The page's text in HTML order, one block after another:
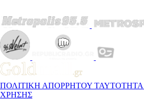
ΠΟΛΙΤΙΚΗ ΑΠΟΡΡΗΤΟΥ ΤΑΥΤΟΤΗΤΑ
ΧΡΗΣΗΣ